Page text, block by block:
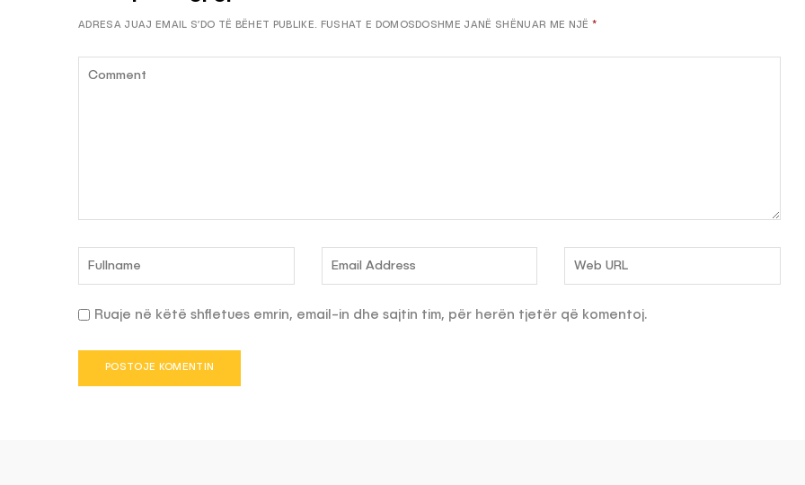
ADRESA JUAJ EMAIL S’DO TË BËHET PUBLIKE. FUSHAT E DOMOSDOSHME JANË SHËNUAR ME NJË *
Ruaje në këtë shfletues emrin, email-in dhe sajtin tim, për herën tjetër që komentoj.